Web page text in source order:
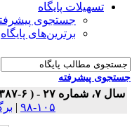
تسهیلات پایگاه
جستجوی پیشرفته
برترین‌های پایگاه
پیشرفته
۲۷ - ( ۶-۱۳۸۷ )
۱۰۵-۹۸
|